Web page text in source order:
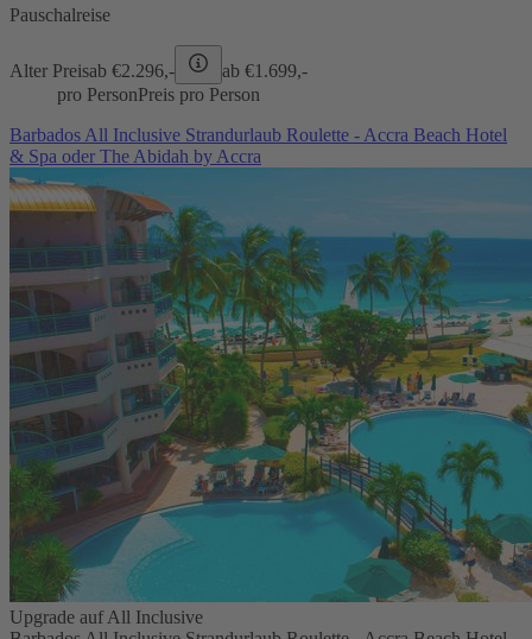
Pauschalreise
Alter Preisab €2.296,- ab €1.699,-
pro PersonPreis pro Person
Barbados All Inclusive Strandurlaub Roulette - Accra Beach Hotel
& Spa oder The Abidah by Accra
Upgrade auf All Inclusive